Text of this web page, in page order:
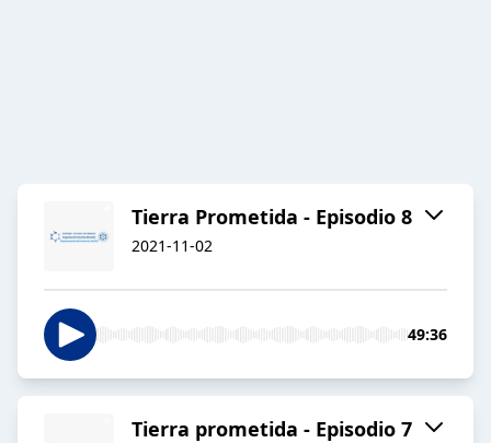
Tierra Prometida - Episodio 8
2021-11-02
49:36
Tierra prometida - Episodio 7